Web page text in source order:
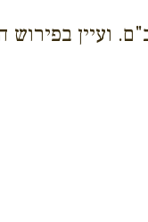
ועיין